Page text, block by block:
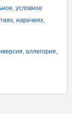
условное
наречиях,
аллегория,